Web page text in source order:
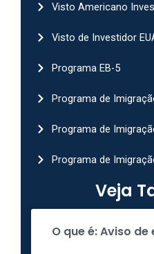
Visto Americano
Visto de Investidor
Programa EB-5
Programa de
Programa de
Programa de
Veja
O que é: Aviso